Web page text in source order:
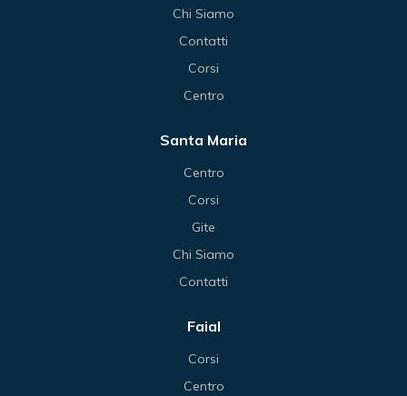
Chi Siamo
Contatti
Corsi
Centro
Santa Maria
Centro
Corsi
Gite
Chi Siamo
Contatti
Faial
Corsi
Centro